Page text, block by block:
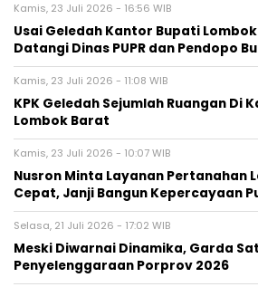
Kamis, 23 Juli 2026 - 16:56 WIB
Usai Geledah Kantor Bupati
Datangi Dinas PUPR dan Pendopo
Kamis, 23 Juli 2026 - 11:08 WIB
KPK Geledah Sejumlah Ruangan Di
Lombok Barat
Kamis, 23 Juli 2026 - 10:07 WIB
Nusron Minta Layanan Pertanahan
Cepat, Janji Bangun Kepercayaan
Selasa, 21 Juli 2026 - 17:02 WIB
Meski Diwarnai Dinamika, Garda
Penyelenggaraan Porprov 2026 ‎